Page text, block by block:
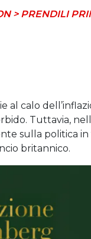
> PRENDILI
al calo
Tuttavia,
sulla politica in
britannico.